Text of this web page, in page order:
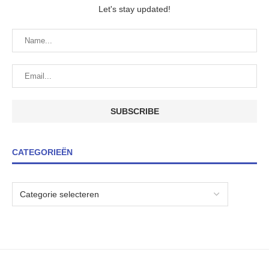
Let's stay updated!
CATEGORIEËN